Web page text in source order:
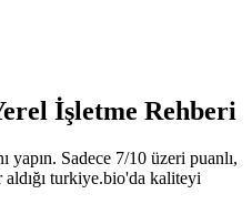
İşletme Rehberi
Sadece 7/10 üzeri puanlı,
aldığı turkiye.bio'da kaliteyi